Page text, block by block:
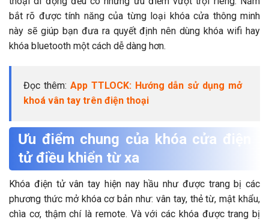
bắt rõ được tính năng của từng loại khóa cửa thông minh
này sẽ giúp bạn đưa ra quyết định nên dùng khóa wifi hay
khóa bluetooth một cách dễ dàng hơn.
Đọc thêm: App TTLOCK: Hướng dẫn sử dụng mở
khoá vân tay trên điện thoại
Ưu điểm chung của khóa cửa điện
tử điều khiển từ xa
Khóa điện tử vân tay hiện nay hầu như được trang bị các
phương thức mở khóa cơ bản như: vân tay, thẻ từ, mật khẩu,
chìa cơ, thậm chí là remote. Và với các khóa được trang bị